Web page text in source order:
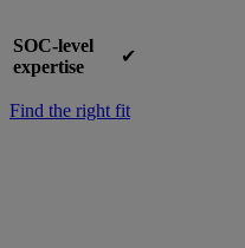
SOC-level
expertise
✔︎
Find the right fit